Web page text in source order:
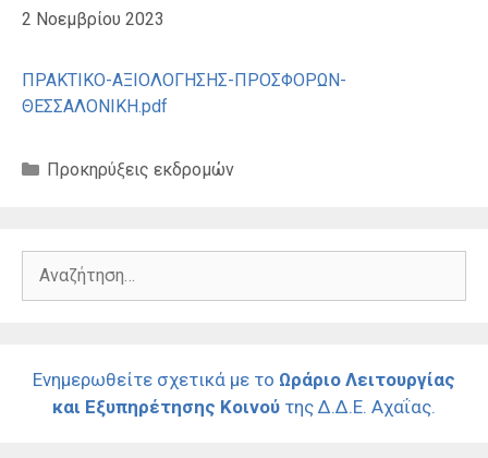
2 Νοεμβρίου 2023
ΠΡΑΚΤΙΚΟ-ΑΞΙΟΛΟΓΗΣΗΣ-ΠΡΟΣΦΟΡΩΝ-
ΘΕΣΣΑΛΟΝΙΚΗ.pdf
Κατηγορίες
Προκηρύξεις εκδρομών
Αναζήτηση
Ενημερωθείτε σχετικά με το Ωράριο Λειτουργίας
και Εξυπηρέτησης Κοινού της Δ.Δ.Ε. Αχαΐας.